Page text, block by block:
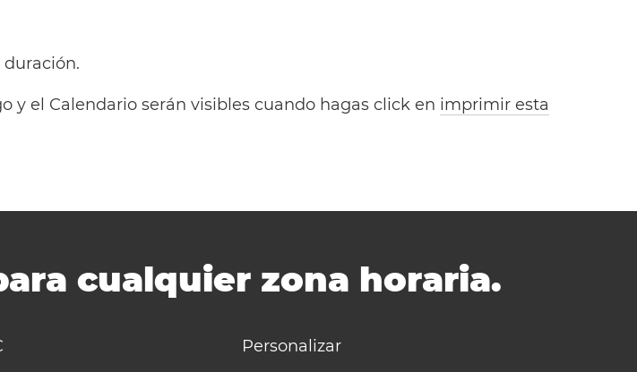
duración.
y el Calendario serán visibles cuando hagas click en imprimir esta
cualquier zona horaria.
Personalizar